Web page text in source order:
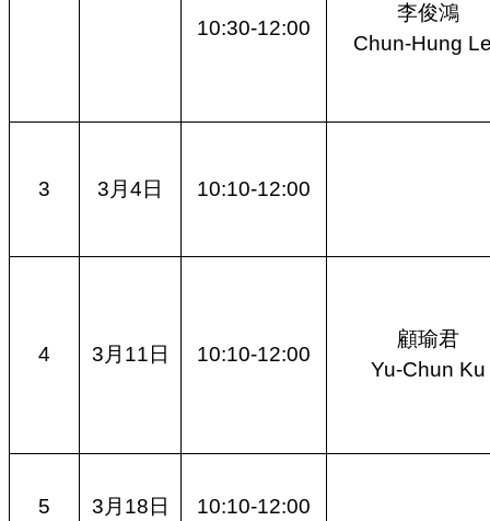
10:30-12:00
李俊鴻
Chun-Hung
3 3月4日 10:10-12:00
4 3月11日 10:10-12:00
顧瑜君
Yu-Chun Ku
5 3月18日 10:10-12:00